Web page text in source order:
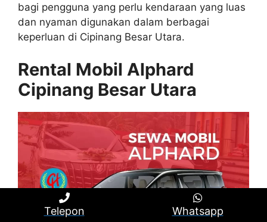
bagi pengguna yang perlu kendaraan yang luas
dan nyaman digunakan dalam berbagai
keperluan di Cipinang Besar Utara.
Rental Mobil Alphard
Cipinang Besar Utara
Telepon Whatsapp